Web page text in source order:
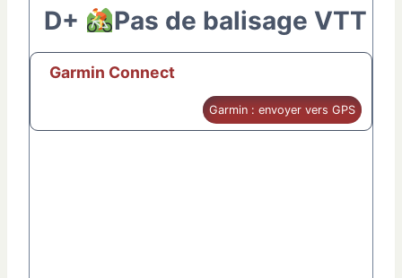
D+
Pas de balisage VTT
Garmin Connect
Garmin : envoyer vers GPS